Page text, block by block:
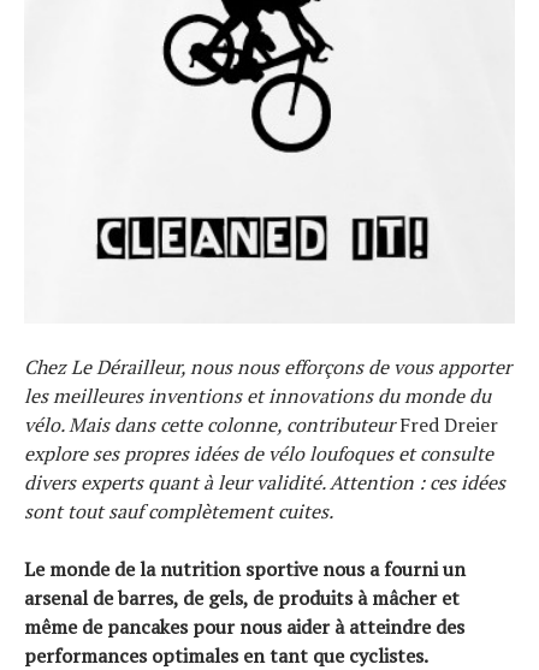
Chez Le Dérailleur, nous nous efforçons de vous apporter
les meilleures inventions et innovations du monde du
vélo. Mais dans cette colonne, contributeurFred Dreier
explore ses propres idées de vélo loufoques et consulte
divers experts quant à leur validité. Attention : ces idées
sont tout sauf complètement cuites.
Le monde de la nutrition sportive nous a fourni un
arsenal de barres, de gels, de produits à mâcher et
même de pancakes pour nous aider à atteindre des
performances optimales en tant que cyclistes.